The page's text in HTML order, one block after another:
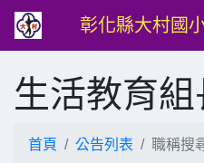
彰化縣大村國
生活教育
首頁 公告列表 職稱搜